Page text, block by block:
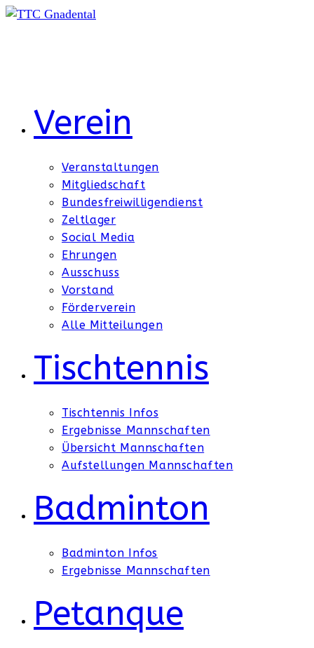
Zum
Verein
Veranstaltungen
Mitgliedschaft
Bundesfreiwilligendienst
Zeltlager
Social Media
Ehrungen
Ausschuss
Vorstand
Förderverein
Alle Mitteilungen
Tischtennis
Tischtennis Infos
Ergebnisse Mannschaften
Übersicht Mannschaften
Aufstellungen Mannschaften
Badminton
Badminton Infos
Ergebnisse Mannschaften
Petanque